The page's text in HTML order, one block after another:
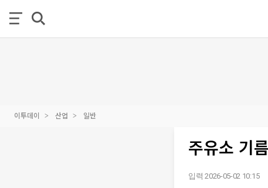
이투데이 산업 일반
주유소 기
입력 2026-05-02 10:15